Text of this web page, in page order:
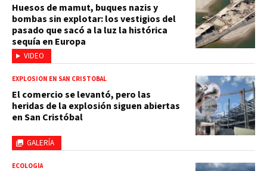
VIDEO
Huesos de mamut, buques nazis y
bombas sin explotar: los vestigios del
pasado que sacó a la luz la histórica
sequía en Europa
GALERÍA
EXPLOSIÓN EN SAN CRISTÓBAL
El comercio se levantó, pero las
heridas de la explosión siguen abiertas
en San Cristóbal
ECOLOGÍA